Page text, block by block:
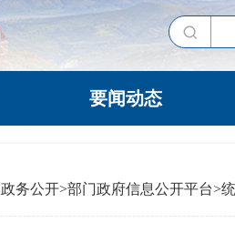
要闻动态
政务公开>部门政府信息公开平台>